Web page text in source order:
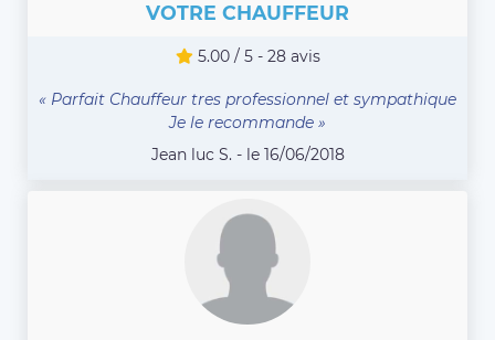
VOTRE CHAUFFEUR
5.00 / 5 - 28 avis
« Parfait Chauffeur tres professionnel et sympathique
Je le recommande »
Jean luc S. - le 16/06/2018